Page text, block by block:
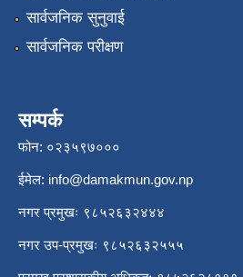
सार्वजनिक सुनुवाई
सार्वजनिक परीक्षण
सम्पर्क
फोन: ०२३५९७०००
ईमेल: info@damakmun.gov.np
नगर प्रमुखः ९८५२६३२४४४
नगर उप-प्रमुखः ९८५२६३२५५५